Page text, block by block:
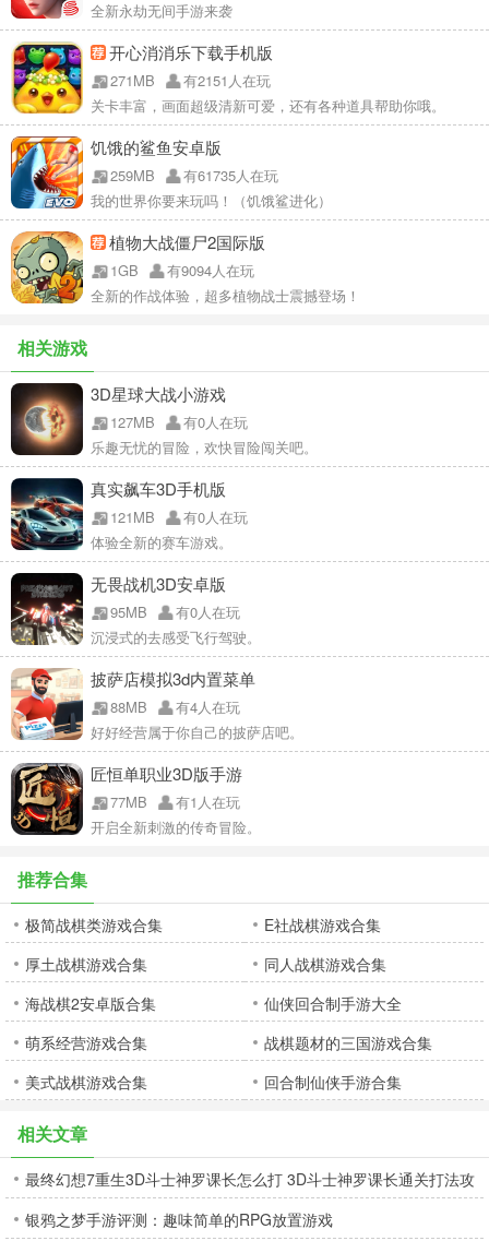
全新永劫无间手游来袭
开心消消乐下载手机版
271MB
有2151人在玩
关卡丰富，画面超级清新可爱，还有各种道具帮助你哦。
饥饿的鲨鱼安卓版
259MB
有61735人在玩
我的世界你要来玩吗！（饥饿鲨进化）
植物大战僵尸2国际版
1GB
有9094人在玩
全新的作战体验，超多植物战士震撼登场！
相关游戏
3D星球大战小游戏
127MB
有0人在玩
乐趣无忧的冒险，欢快冒险闯关吧。
真实飙车3D手机版
121MB
有0人在玩
体验全新的赛车游戏。
无畏战机3D安卓版
95MB
有0人在玩
沉浸式的去感受飞行驾驶。
披萨店模拟3d内置菜单
88MB
有4人在玩
好好经营属于你自己的披萨店吧。
匠恒单职业3D版手游
77MB
有1人在玩
开启全新刺激的传奇冒险。
推荐合集
极简战棋类游戏合集
E社战棋游戏合集
厚土战棋游戏合集
同人战棋游戏合集
海战棋2安卓版合集
仙侠回合制手游大全
萌系经营游戏合集
战棋题材的三国游戏合集
美式战棋游戏合集
回合制仙侠手游合集
相关文章
最终幻想7重生3D斗士神罗课长怎么打 3D斗士神罗课长通关打法攻
略
银鸦之梦手游评测：趣味简单的RPG放置游戏